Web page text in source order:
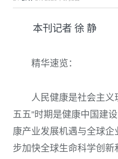
本刊记者 徐 静
精华速览：
人民健康是社会主义
五五”时期是健康中国建
康产业发展机遇与全球
步加快全球生命科学创